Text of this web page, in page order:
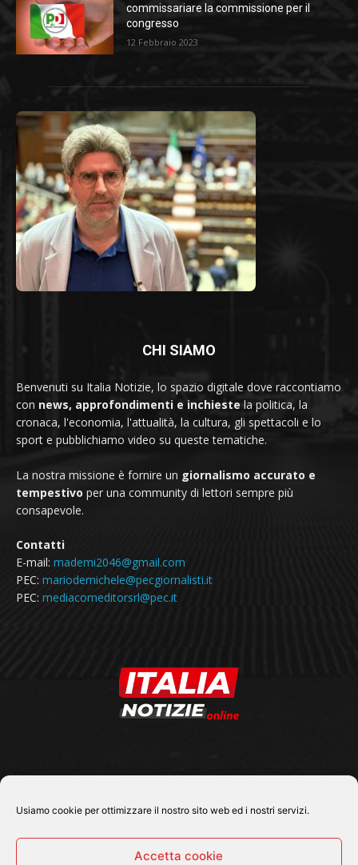
Usiamo cookie per ottimizzare il nostro sito web ed i nostri servizi.
Accetta cookie
commissariare la commissione per il
congresso
12 Febbraio 2023
CHI SIAMO
Benvenuti su Italia Notizie, lo spazio digitale dove raccontiamo
con news, approfondimenti e inchieste la politica, la
cronaca, l'economia, l'attualità, la cultura, gli spettacoli e lo
sport e pubblichiamo video su queste tematiche.
La nostra missione è fornire un giornalismo accurato e
tempestivo per una community di lettori sempre più
consapevole.
Contatti
E-mail: mademi2046@gmail.com
PEC: mariodemichele@pecgiornalisti.it
PEC: mediacomeditorsrl@pec.it
SEGUICI SU